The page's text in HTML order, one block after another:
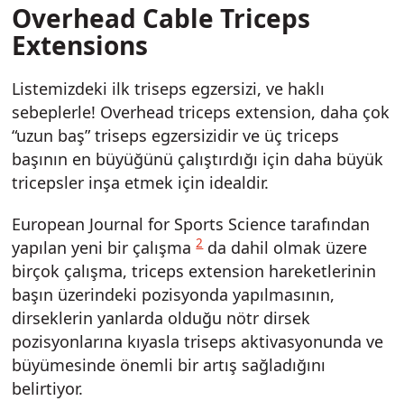
Overhead Cable Triceps
Extensions
Listemizdeki ilk triseps egzersizi, ve haklı
sebeplerle! Overhead triceps extension, daha çok
“uzun baş” triseps egzersizidir ve üç triceps
başının en büyüğünü çalıştırdığı için daha büyük
tricepsler inşa etmek için idealdir.
European Journal for Sports Science tarafından
yapılan yeni bir çalışma2da dahil olmak üzere
birçok çalışma, triceps extension hareketlerinin
başın üzerindeki pozisyonda yapılmasının,
dirseklerin yanlarda olduğu nötr dirsek
pozisyonlarına kıyasla triseps aktivasyonunda ve
büyümesinde önemli bir artış sağladığını
belirtiyor.